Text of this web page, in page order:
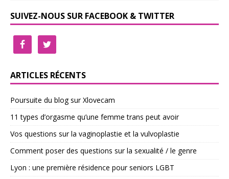
SUIVEZ-NOUS SUR FACEBOOK & TWITTER
ARTICLES RÉCENTS
Poursuite du blog sur Xlovecam
11 types d’orgasme qu’une femme trans peut avoir
Vos questions sur la vaginoplastie et la vulvoplastie
Comment poser des questions sur la sexualité / le genre
Lyon : une première résidence pour seniors LGBT